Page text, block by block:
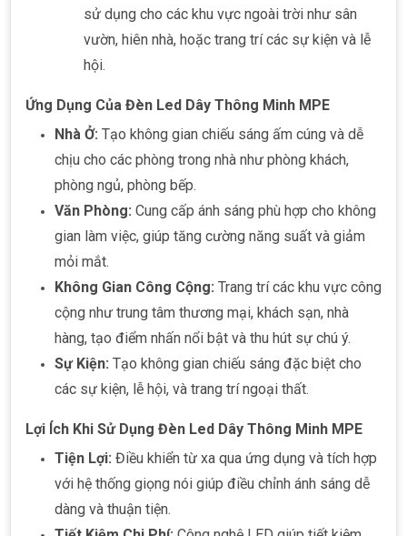
sử dụng cho các khu vực ngoài trời như sân
vườn, hiên nhà, hoặc trang trí các sự kiện và lễ
hội.
Ứng Dụng Của Đèn Led Dây Thông Minh MPE
Nhà Ở: Tạo không gian chiếu sáng ấm cúng và dễ
chịu cho các phòng trong nhà như phòng khách,
phòng ngủ, phòng bếp.
Văn Phòng: Cung cấp ánh sáng phù hợp cho không
gian làm việc, giúp tăng cường năng suất và giảm
mỏi mắt.
Không Gian Công Cộng: Trang trí các khu vực công
cộng như trung tâm thương mại, khách sạn, nhà
hàng, tạo điểm nhấn nổi bật và thu hút sự chú ý.
Sự Kiện: Tạo không gian chiếu sáng đặc biệt cho
các sự kiện, lễ hội, và trang trí ngoại thất.
Lợi Ích Khi Sử Dụng Đèn Led Dây Thông Minh MPE
Tiện Lợi: Điều khiển từ xa qua ứng dụng và tích hợp
với hệ thống giọng nói giúp điều chỉnh ánh sáng dễ
dàng và thuận tiện.